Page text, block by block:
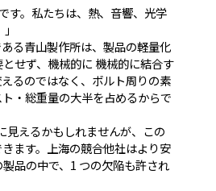
す。私たちは、熱、音響、光学
る青山製作所は、製品の軽量化
せず、機械的に 機械的に結合す
るのではなく、ボルト周りの素
・総重量の大半を占めるからで
見えるかもしれませんが、この
ます。上海の競合他社はより安
品の中で、1 つの欠陥も許され